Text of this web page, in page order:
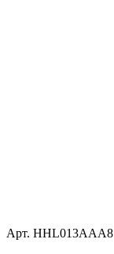
Арт. HHL013AAA8